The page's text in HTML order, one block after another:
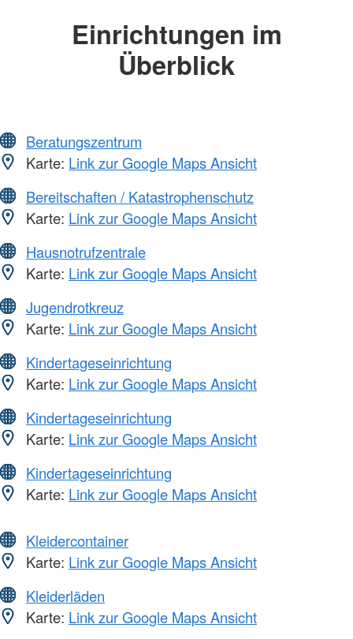
Einrichtungen im
Überblick
Beratungszentrum
Karte: Link zur Google Maps Ansicht
Bereitschaften / Katastrophenschutz
Karte: Link zur Google Maps Ansicht
Hausnotrufzentrale
Karte: Link zur Google Maps Ansicht
Jugendrotkreuz
Karte: Link zur Google Maps Ansicht
Kindertageseinrichtung
Karte: Link zur Google Maps Ansicht
Kindertageseinrichtung
Karte: Link zur Google Maps Ansicht
Kindertageseinrichtung
Karte: Link zur Google Maps Ansicht
Kleidercontainer
Karte: Link zur Google Maps Ansicht
Kleiderläden
Karte: Link zur Google Maps Ansicht